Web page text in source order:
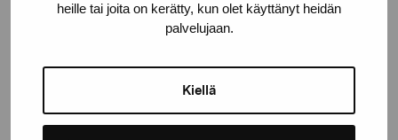
heille tai joita on kerätty, kun olet käyttänyt heidän
palvelujaan.
Kiellä
Kustaa Vaasan katu 11